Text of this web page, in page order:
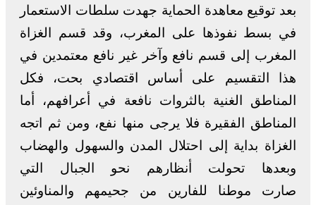
بعد توقيع معاهدة الحماية جهدت سلطات الاستعمار
في بسط نفوذها على المغرب، وقد قسم الغزاة
المغرب إلى قسم نافع وآخر غير نافع معتمدين في
هذا التقسيم على أساس اقتصادي بحت، فكل
المناطق الغنية بالثروات نافعة في أعرافهم، أما
المناطق الفقيرة فلا يرجى منها نفع، ومن ثم اتجه
الغزاة بداية إلى احتلال المدن والسهول والهضاب
وبعدها تحولت أنظارهم نحو الجبال التي
صارت موطنا للفارين من جحيمهم والمناوئين